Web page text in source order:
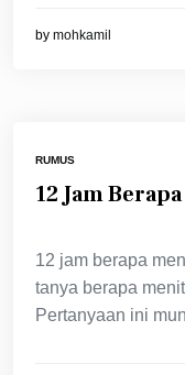
by mohkamil
RUMUS
12 Jam
12 jam berapa
tanya berapa
Pertanyaan ini